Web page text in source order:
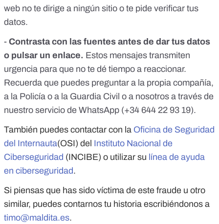
web no te dirige a ningún sitio o te pide verificar tus
datos.
- Contrasta con las fuentes antes de dar tus datos
o pulsar un enlace. Estos mensajes transmiten
urgencia para que no te dé tiempo a reaccionar.
Recuerda que puedes preguntar a la propia compañía,
a la Policía o a la Guardia Civil o a nosotros a través de
nuestro servicio de WhatsApp (+34 644 22 93 19).
También puedes contactar con la Oficina de Seguridad
del Internauta(OSI) del Instituto Nacional de
Ciberseguridad (INCIBE) o utilizar su línea de ayuda
en ciberseguridad.
Si piensas que has sido víctima de este fraude u otro
similar, puedes contarnos tu historia escribiéndonos a
timo@maldita.es.